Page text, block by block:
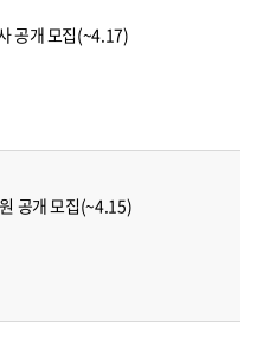
공개 모집(~4.17)
공개 모집(~4.15)